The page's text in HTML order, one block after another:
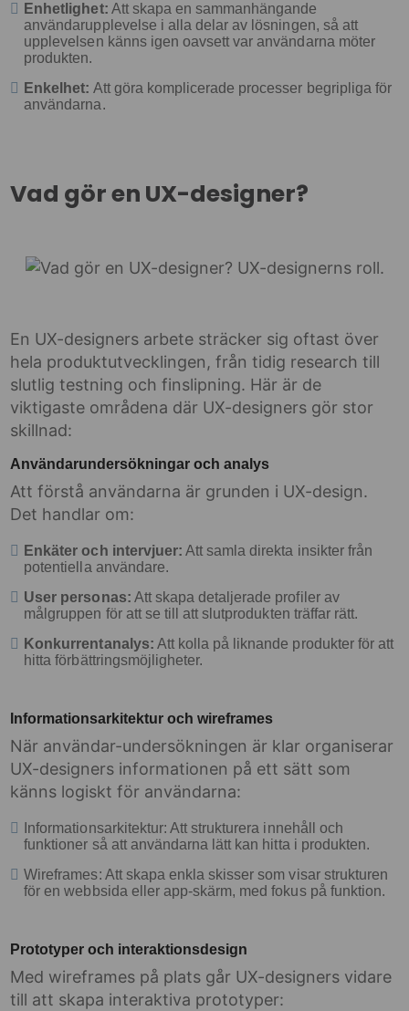
Enhetlighet: Att skapa en sammanhängande
användarupplevelse i alla delar av lösningen, så att
upplevelsen känns igen oavsett var användarna möter
produkten.
Enkelhet: Att göra komplicerade processer begripliga för
användarna.
Vad gör en UX-designer?
En UX-designers arbete sträcker sig oftast över
hela produktutvecklingen, från tidig research till
slutlig testning och finslipning. Här är de
viktigaste områdena där UX-designers gör stor
skillnad:
Användarundersökningar och analys
Att förstå användarna är grunden i UX-design.
Det handlar om:
Enkäter och intervjuer: Att samla direkta insikter från
potentiella användare.
User personas: Att skapa detaljerade profiler av
målgruppen för att se till att slutprodukten träffar rätt.
Konkurrentanalys: Att kolla på liknande produkter för att
hitta förbättringsmöjligheter.
Informationsarkitektur och wireframes
När användar-undersökningen är klar organiserar
UX-designers informationen på ett sätt som
känns logiskt för användarna:
Informationsarkitektur: Att strukturera innehåll och
funktioner så att användarna lätt kan hitta i produkten.
Wireframes: Att skapa enkla skisser som visar strukturen
för en webbsida eller app-skärm, med fokus på funktion.
Prototyper och interaktionsdesign
Med wireframes på plats går UX-designers vidare
till att skapa interaktiva prototyper: